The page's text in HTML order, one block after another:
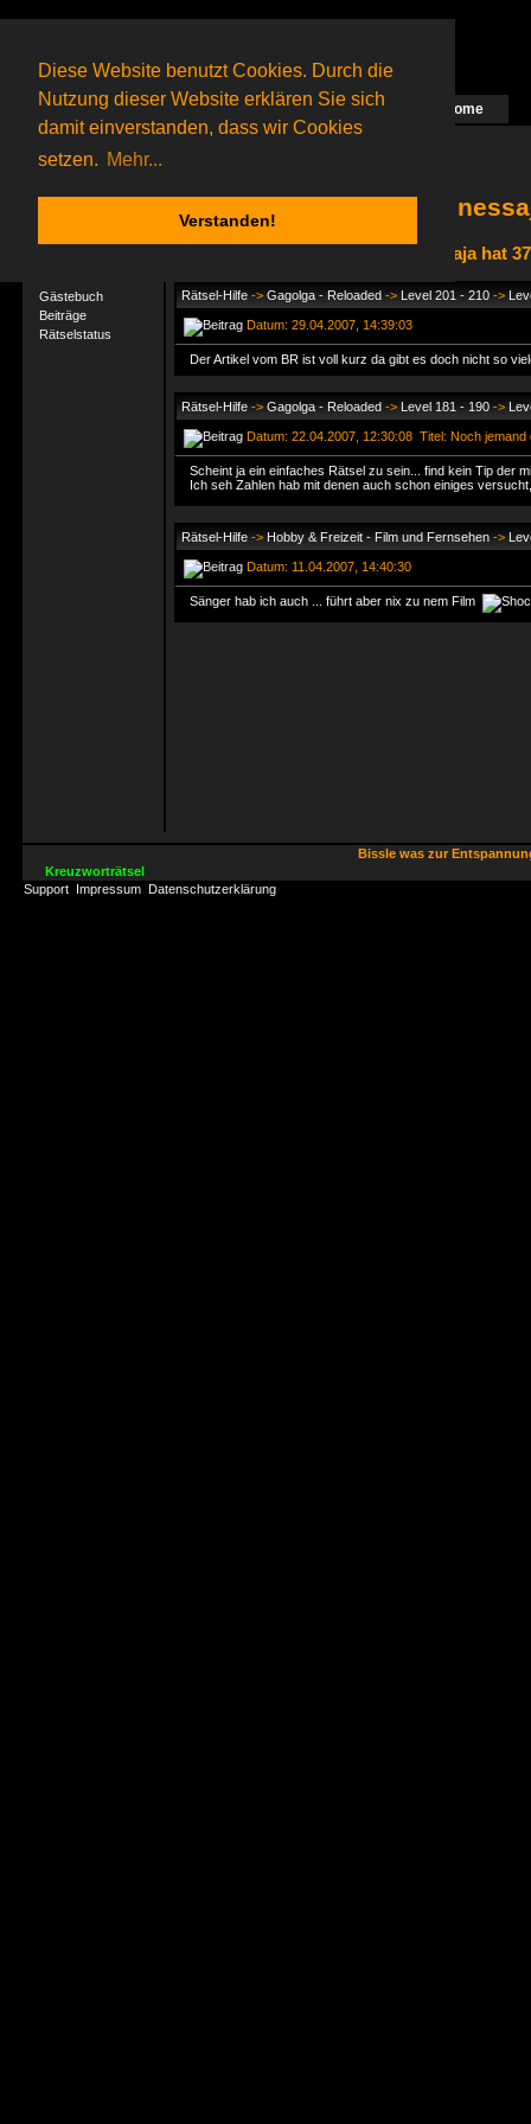
Diese Website benutzt Cookies. Durch die
Nutzung dieser Website erklären Sie sich
damit einverstanden, dass wir Cookies
setzen. Mehr...
Verstanden!
Das nächste Rätsel ist in Arbeit Home
72 Gagolganeronline(0 registrierte und 72 Gäste)
Gagolganer:
9732Rätsel online:
Gästebuch
Beiträge
Rätselstatus
nessaja hat
Rätsel-Hilfe -> Gagolga - Reloaded -> Level 201 - 210 ->
Datum: 29.04.2007, 14:39:03
Der Artikel vom BR ist voll kurz da gibt es doch nicht so
Rätsel-Hilfe -> Gagolga - Reloaded -> Level 181 - 190 ->
Datum: 22.04.2007, 12:30:08 Titel: Noch jemand
Scheint ja ein einfaches Rätsel zu sein... find kein Tip der
Ich seh Zahlen hab mit denen auch schon einiges
Rätsel-Hilfe -> Hobby & Freizeit - Film und Fernsehen ->
Datum: 11.04.2007, 14:40:30
Sänger hab ich auch ... führt aber nix zu nem Film
Bissle was zur
Kreuzworträtsel
Support Impressum Datenschutzerklärung